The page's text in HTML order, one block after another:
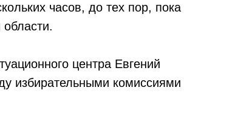
часов, до тех пор, пока
центра Евгений
избирательными комиссиями